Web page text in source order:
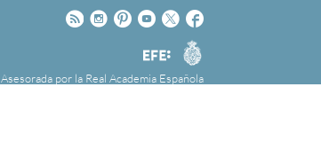
Facebook
Twitter
Youtube
Pinteres
Instagram
Rss
Agencia
EFE
Asesorada por la Real Academia Española